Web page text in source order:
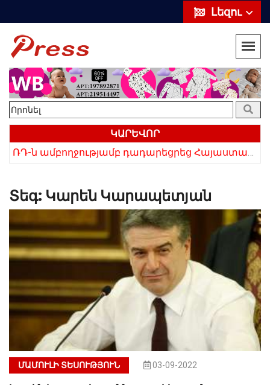
Լեզու
ԿԱՐԵՎՈՐ
Տեգ: Կարեն Կարապետյան
ՄԱՄՈՒԼԻ ՏԵՍՈՒԹՅՈՒՆ 03-09-2022